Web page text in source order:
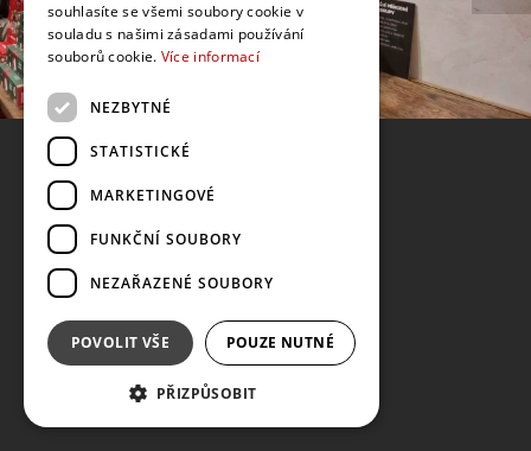
souhlasíte se všemi soubory cookie v
souladu s našimi zásadami používání
souborů cookie. Více informací
NEZBYTNÉ
STATISTICKÉ
MARKETINGOVÉ
FUNKČNÍ SOUBORY
NEZAŘAZENÉ SOUBORY
POVOLIT VŠE POUZE NUTNÉ
PŘIZPŮSOBIT